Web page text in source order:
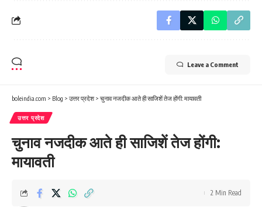
Leave a Comment
boleindia.com > Blog > उत्तर प्रदेश> चुनाव नजदीक आते ही साजिशें तेज होंगी: मायावती
उत्तर प्रदेश
चुनाव नजदीक आते ही साजिशें तेज होंगी:
मायावती
2 Min Read